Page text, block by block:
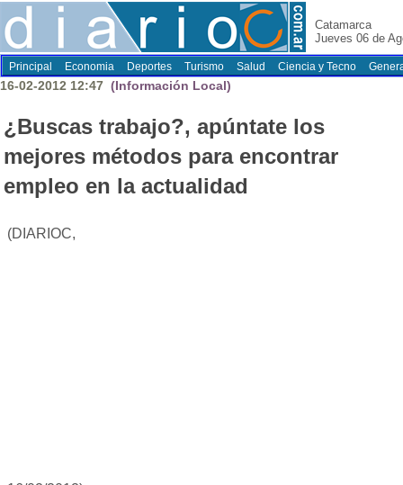
Catamarca
Jueves 06 de
Principal Economia Deportes Turismo Salud Ciencia y Tecno
16-02-2012 12:47 (Información Local)
¿Buscas trabajo?, apúntate los
mejores métodos para encontrar
empleo en la actualidad
(DIARIOC,